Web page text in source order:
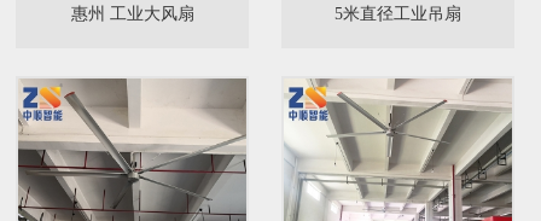
惠州 工业大风扇 5米直径工业吊扇